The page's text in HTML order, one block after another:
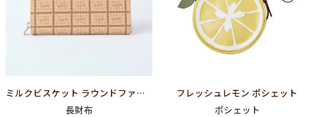
ミルクビスケット ラウンドファスナーウォレット（長財布）
長財布
フレッシュレモン ポシェット
ポシェット